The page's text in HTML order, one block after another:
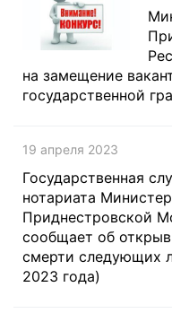
на замещение
государственной
19 апреля 2023
Государственная
нотариата
Приднестровской
сообщает об
смерти следующих
2023 года)